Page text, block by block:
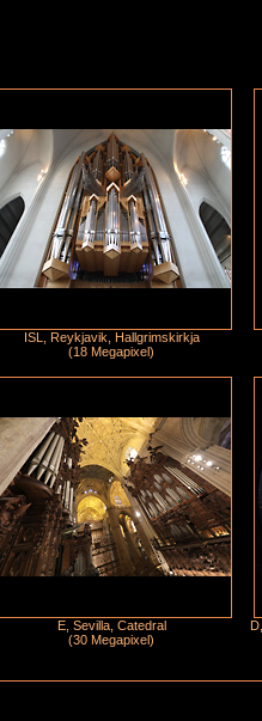
ISL, Reykjavik, Hallgrimskirkja
(18 Megapixel)
E, Sevilla, Catedral
(30 Megapixel)